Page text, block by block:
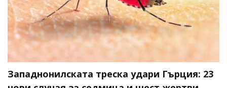
Западнонилската треска удари Гърция: 23